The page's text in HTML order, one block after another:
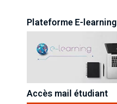
Plateforme E-learning
Accès mail étudiant